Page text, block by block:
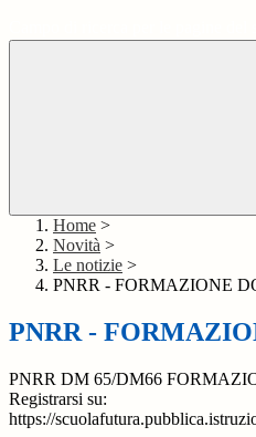
Home >
Novità >
Le notizie >
PNRR - FORMAZIONE
PNRR -
PNRR DM 65/DM66
Registrarsi su:
https://